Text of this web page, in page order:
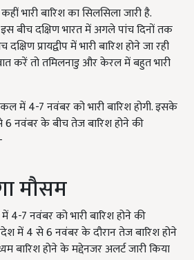
बारिश का सिलसिला जारी है.
बीच दक्षिण भारत में अगले पांच दिनों तक
प्रायद्वीप में भारी बारिश होने जा रही
करें तो तमिलनाडु और केरल में बहुत भारी
में 4-7 नवंबर को भारी बारिश होगी. इसके
6 नवंबर के बीच तेज बारिश होने की
मौसम
7 नवंबर को भारी बारिश होने की
में 4 से 6 नवंबर के दौरान तेज बारिश होने
होने के मद्देनजर अलर्ट जारी किया